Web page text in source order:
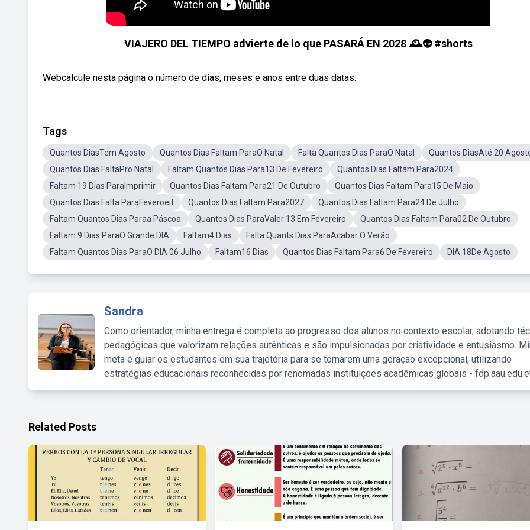
VIAJERO DEL TIEMPO advierte de lo que PASARÁ EN 2028 🕰👽 #shorts
Webcalcule nesta página o número de dias, meses e anos entre duas datas.
Tags
Quantos DiasTem Agosto Quantos Dias Faltam ParaO Natal Falta Quantos Dias ParaO Natal
Quantos DiasAté 20
Quantos Dias FaltaPro Natal
Faltam Quantos Dias Para13 De Fevereiro
Quantos Dias Faltam Para2024
Faltam 19 Dias ParaImprimir
Quantos Dias Faltam Para21 De Outubro
Quantos Dias Faltam Para15 De Maio
Quantos Dias Falta ParaFeveroeit
Quantos Dias Faltam Para2027
Quantos Dias Faltam Para24 De Julho
Faltam Quantos Dias Paraa Páscoa
Quantos Dias ParaValer 13 Em Fevereiro
Quantos Dias Faltam Para02 De Outubro
Faltam 9 Dias ParaO Grande DIA
Faltam4 Dias
Falta Quants Dias ParaAcabar O Verão
Faltam Quantos Dias ParaO DIA 06 Julho
Faltam16 Dias Quantos Dias Faltam Para6 De Fevereiro DIA 18De Agosto
Sandra
Como orientador, minha entrega é completa ao progresso dos alunos no contexto escolar, adotando
pedagógicas que valorizam relações autênticas e são impulsionadas por criatividade e entusiasmo.
meta é guiar os estudantes em sua trajetória para se tornarem uma geração excepcional, utilizando
estratégias educacionais reconhecidas por renomadas instituições acadêmicas globais -
Related Posts